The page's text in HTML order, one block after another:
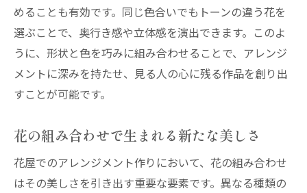
めることも有効です。同じ色合いでもトーンの違う花を
選ぶことで、奥行き感や立体感を演出できます。このよ
うに、形状と色を巧みに組み合わせることで、アレンジ
メントに深みを持たせ、見る人の心に残る作品を創り出
すことが可能です。
花の組み合わせで生まれる新たな美しさ
花屋でのアレンジメント作りにおいて、花の組み合わせ
はその美しさを引き出す重要な要素です。異なる種類の